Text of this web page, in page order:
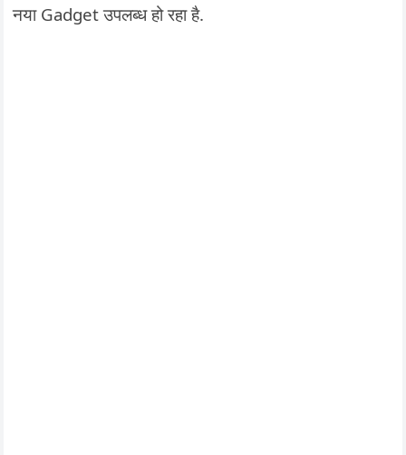
नया Gadget उपलब्ध हो रहा है.